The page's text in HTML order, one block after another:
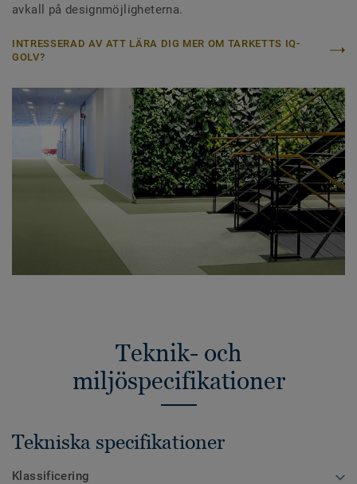
avkall på designmöjligheterna.
INTRESSERAD AV ATT LÄRA DIG MER OM TARKETTS IQ-
GOLV?
Teknik- och
miljöspecifikationer
Tekniska specifikationer
Klassificering